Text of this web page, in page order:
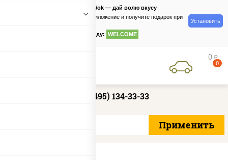
PizzaSushiWok — дай волю вкусу
Скачайте приложение и получите подарок при
по промокоду: WELCOME
Установить
0 руб
0
+7 (495) 134-33-33